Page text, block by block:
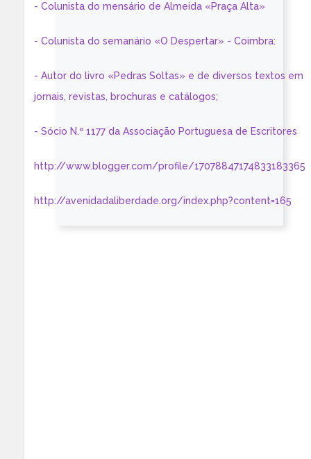
- Colunista do mensário de Almeida «Praça Alta»
- Colunista do semanário «O Despertar» - Coimbra:
- Autor do livro «Pedras Soltas» e de diversos textos em
jornais, revistas, brochuras e catálogos;
- Sócio N.º 1177 da Associação Portuguesa de Escritores
http://www.blogger.com/profile/17078847174833183365
http://avenidadaliberdade.org/index.php?content=165